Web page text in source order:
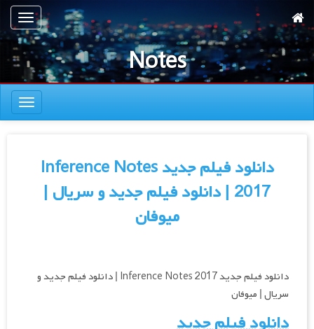
به
محتوای
اصلی
ناوبری
Notes
ناوبری
دانلود فیلم جدید Inference Notes
2017 | دانلود فیلم جدید و سریال |
میوفان
دانلود فیلم جدید Inference Notes 2017 | دانلود فیلم جدید و
سریال | میوفان
دانلود فیلم جدید